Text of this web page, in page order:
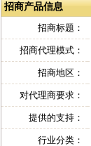
招商产品信息
招商标题：
招商代理模式：
招商地区：
对代理商要求：
提供的支持：
行业分类：